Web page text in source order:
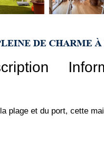
DE CHARME
plage et du port, cette